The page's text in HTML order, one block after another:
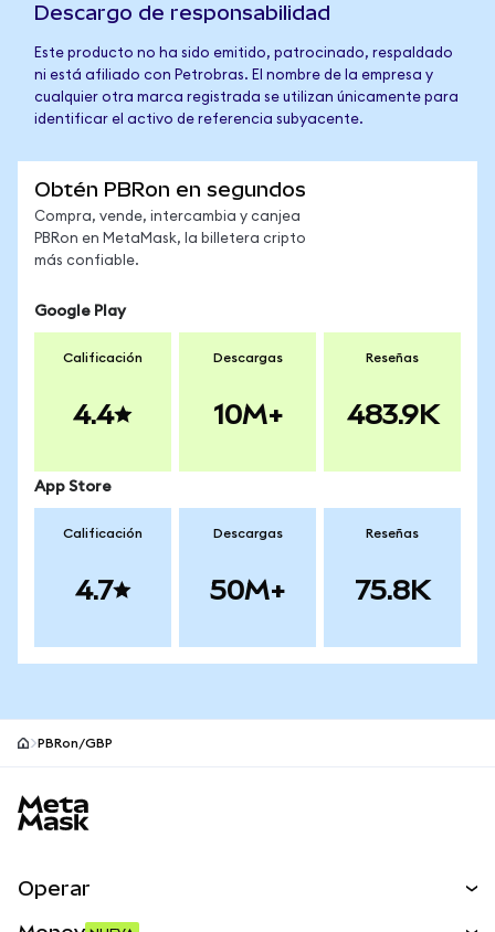
Descargo de responsabilidad
Este producto no ha sido emitido, patrocinado, respaldado
ni está afiliado con Petrobras. El nombre de la empresa y
cualquier otra marca registrada se utilizan únicamente para
identificar el activo de referencia subyacente.
Obtén PBRon en segundos
Compra, vende, intercambia y canjea
PBRon en MetaMask, la billetera cripto
más confiable.
Google Play
Calificación
4.4
Descargas
10M+
Reseñas
483.9K
App Store
Calificación
4.7
Descargas
50M+
Reseñas
75.8K
PBRon/GBP
Operar